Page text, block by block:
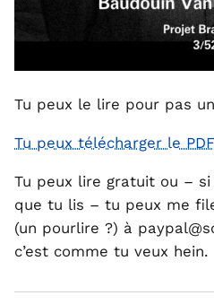
Tu peux le lire pour pas
Tu peux télécharger le
Tu peux lire gratuit ou –
que tu lis – tu peux me
(un pourlire ?) à
c’est comme tu veux hein.